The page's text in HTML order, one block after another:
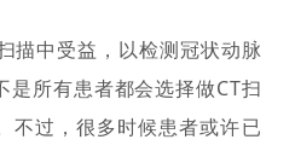
描中受益，以检测冠状动脉
是所有患者都会选择做CT扫
不过，很多时候患者或许已